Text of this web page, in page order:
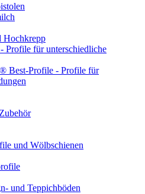
Hochkrepp
für unterschiedliche
Best-Profile - Profile für
und Wölbschienen
und Teppichböden